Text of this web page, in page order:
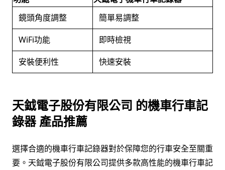
鏡頭角度調整
簡單易調整
WiFi功能
即時檢視
安裝便利性
快速安裝
天鉞電子股份有限公司 的機車行車記
錄器 產品推薦
選擇合適的機車行車記錄器對於保障您的行車安全至關重
要。天鉞電子股份有限公司提供多款高性能的機車行車記